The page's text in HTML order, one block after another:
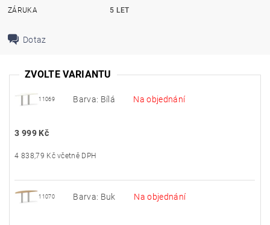
ZÁRUKA
5 LET
Dotaz
ZVOLTE VARIANTU
11069 Barva: Bílá Na objednání
3 999 Kč
4 838,79 Kč včetně DPH
11070 Barva: Buk Na objednání